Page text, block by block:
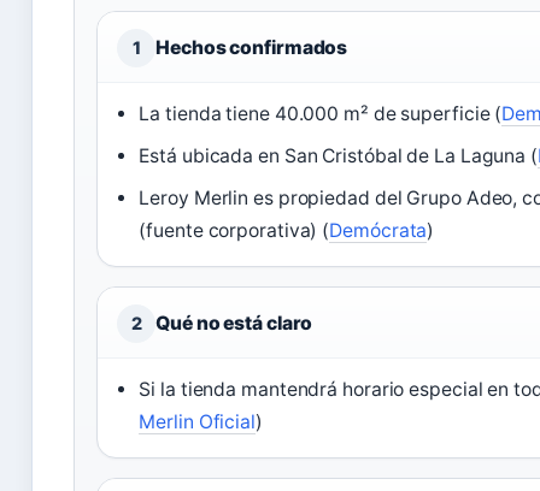
1 Hechos confirmados
La tienda tiene 40.000 m² de superficie (
Está ubicada en San Cristóbal de La Laguna (
Leroy Merlin es propiedad del Grupo Adeo,
(fuente corporativa) (Demócrata)
2 Qué no está claro
Si la tienda mantendrá horario especial en
Merlin Oficial)